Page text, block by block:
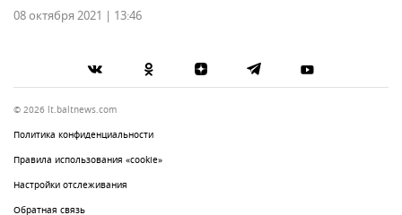
08 октября 2021 | 13:46
© 2026 lt.baltnews.com
Политика конфиденциальности
Правила использования «cookie»
Настройки отслеживания
Обратная связь